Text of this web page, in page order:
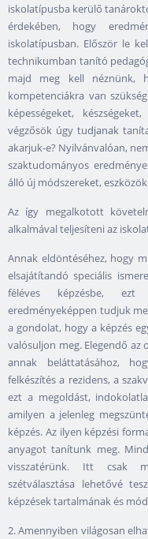
iskolatípusba kerülő
érdekében, hogy
iskolatípusban. Először le
technikumban tanító
majd meg kell néznünk,
kompetenciákra van
képességeket,
végzősök úgy tudjanak
akarjuk-e? Nyilvánvalóan,
szaktudományos
álló új módszereket,
Az így megalkotott
alkalmával teljesíteni az
Annak eldöntéséhez, hogy
elsajátítandó speciális
féléves képzésbe, ezt
eredményeképpen tudjuk
a gondolat, hogy a képzés
valósuljon meg. Elegendő az
annak beláttatásához,
felkészítés a rezidens, a
ezt a megoldást,
amilyen a jelenleg
képzés. Az ilyen képzési
anyagot tanítunk meg.
visszatérünk. Itt csak
szétválasztása lehetővé
képzések tartalmának és
2. Amennyiben világosan